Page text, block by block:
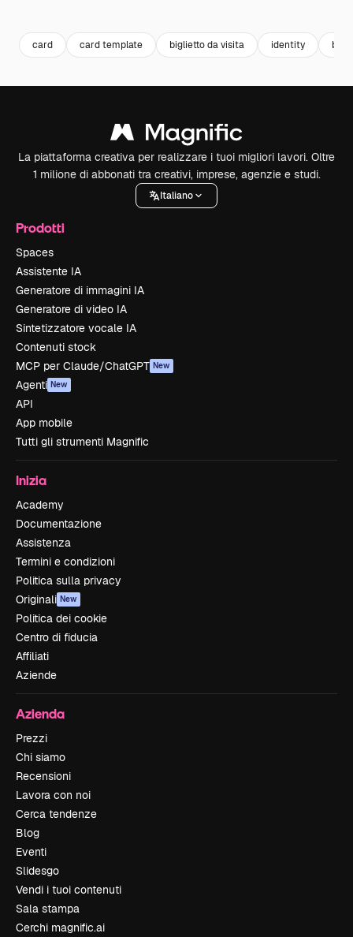
card card template biglietto da visita identity
La piattaforma creativa per realizzare i tuoi migliori lavori. Oltre
1 milione di abbonati tra creativi, imprese, agenzie e studi.
Italiano
Prodotti
Spaces
Assistente IA
Generatore di immagini IA
Generatore di video IA
Sintetizzatore vocale IA
Contenuti stock
MCP per Claude/ChatGPT New
Agenti New
API
App mobile
Tutti gli strumenti Magnific
Inizia
Academy
Documentazione
Assistenza
Termini e condizioni
Politica sulla privacy
Originali New
Politica dei cookie
Centro di fiducia
Affiliati
Aziende
Azienda
Prezzi
Chi siamo
Recensioni
Lavora con noi
Cerca tendenze
Blog
Eventi
Slidesgo
Vendi i tuoi contenuti
Sala stampa
Cerchi magnific.ai